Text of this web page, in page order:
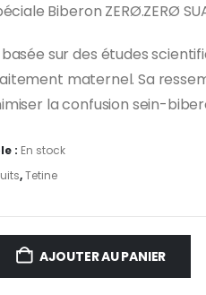
Biberon ZERØ.ZERØ
sur des études
maternel. Sa
la confusion sein-
: En stock
,Tetine
AJOUTER AU PANIER